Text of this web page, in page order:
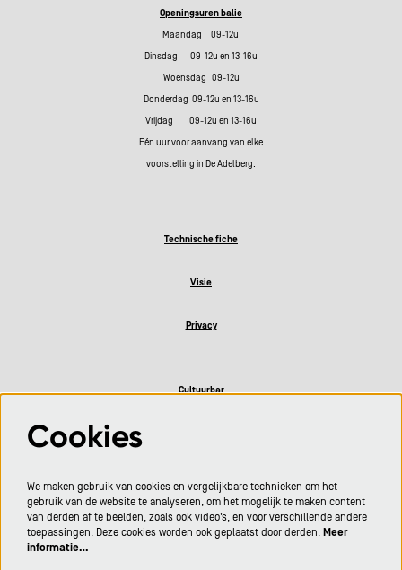
Openingsuren balie
Maandag 09-12u
Dinsdag 09-12u en 13-16u
Woensdag 09-12u
Donderdag 09-12u en 13-16u
Vrijdag 09-12u en 13-16u
Eén uur voor aanvang van elke
voorstelling in De Adelberg.
Technische fiche
Visie
Privacy
Cultuurbar
Cookies
We maken gebruik van cookies en vergelijkbare technieken om het
gebruik van de website te analyseren, om het mogelijk te maken content
van derden af te beelden, zoals ook video’s, en voor verschillende andere
toepassingen. Deze cookies worden ook geplaatst door derden. Meer
informatie…